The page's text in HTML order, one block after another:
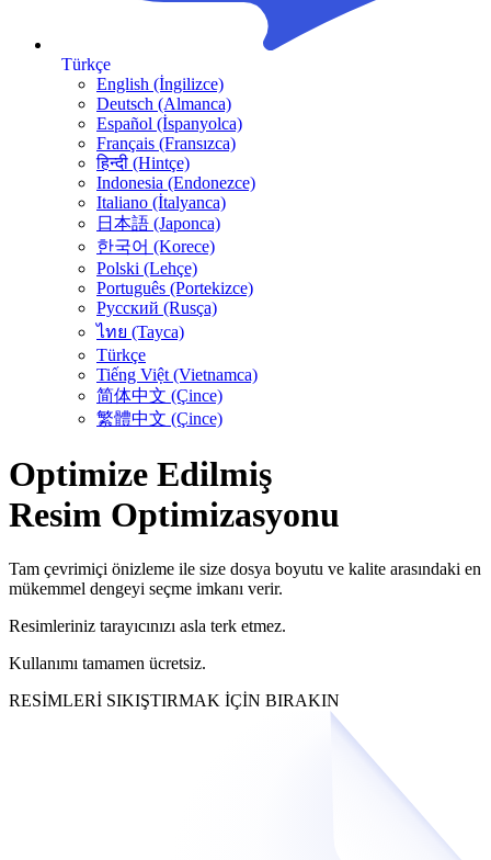
Türkçe
English (İngilizce)
Deutsch (Almanca)
Español (İspanyolca)
Français (Fransızca)
हिन्दी (Hintçe)
Indonesia (Endonezce)
Italiano (İtalyanca)
日本語 (Japonca)
한국어 (Korece)
Polski (Lehçe)
Português (Portekizce)
Русский (Rusça)
ไทย (Tayca)
Türkçe
Tiếng Việt (Vietnamca)
简体中文 (Çince)
繁體中文 (Çince)
Optimize Edilmiş
Resim Optimizasyonu
Tam çevrimiçi önizleme ile size dosya boyutu ve kalite arasındaki en
mükemmel dengeyi seçme imkanı verir.
Resimleriniz tarayıcınızı asla terk etmez.
Kullanımı tamamen ücretsiz.
RESİMLERİ SIKIŞTIRMAK İÇİN BIRAKIN